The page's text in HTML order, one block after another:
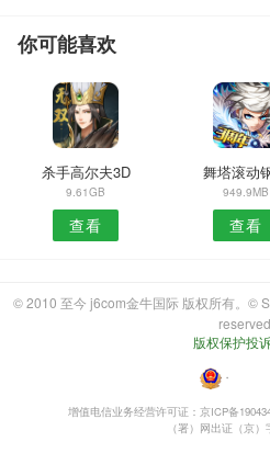
你可能喜欢
杀手高尔夫3D
9.61GB
查看
舞塔滚动
949.9MB
查看
© 2010 至今 j6com金牛国际 版权所有。©
reserved.
版权保护投
・
增值电信业务经营许可证：京ICP备
（署）网出证（京）